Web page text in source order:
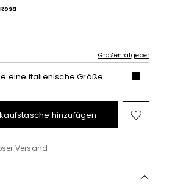
226,00
Größenratgeber
eine italienische Größe
hinzufügen Auf
die
Versand